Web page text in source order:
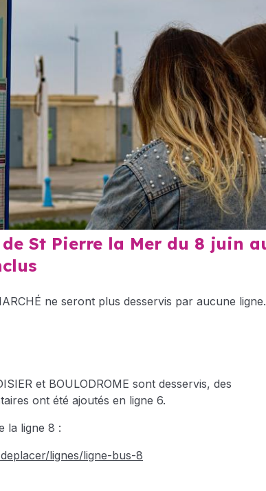
St Pierre la Mer du 8 juin
ne seront plus desservis par aucune ligne.
et BOULODROME sont desservis, des
ont été ajoutés en ligne 6.
la ligne 8 :
lignes/ligne-bus-8